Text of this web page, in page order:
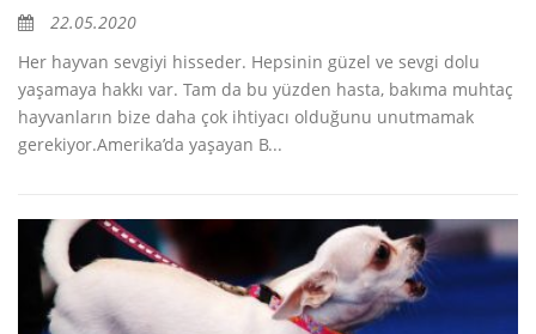
22.05.2020
Her hayvan sevgiyi hisseder. Hepsinin güzel ve sevgi dolu
yaşamaya hakkı var. Tam da bu yüzden hasta, bakıma muhtaç
hayvanların bize daha çok ihtiyacı olduğunu unutmamak
gerekiyor.Amerika’da yaşayan B...